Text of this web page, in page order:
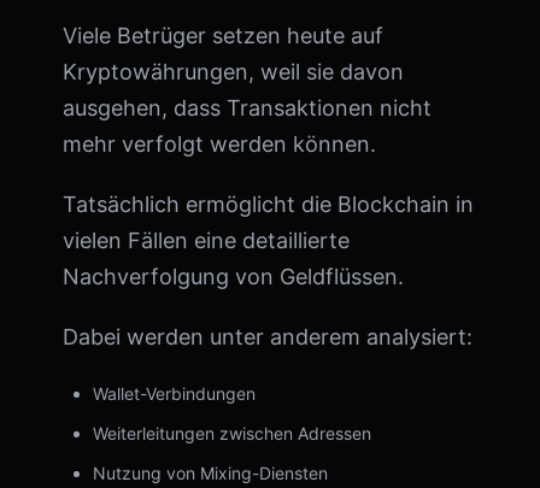
Viele Betrüger setzen heute auf
Kryptowährungen, weil sie davon
ausgehen, dass Transaktionen nicht
mehr verfolgt werden können.
Tatsächlich ermöglicht die Blockchain in
vielen Fällen eine detaillierte
Nachverfolgung von Geldflüssen.
Dabei werden unter anderem analysiert:
Wallet-Verbindungen
Weiterleitungen zwischen Adressen
Nutzung von Mixing-Diensten